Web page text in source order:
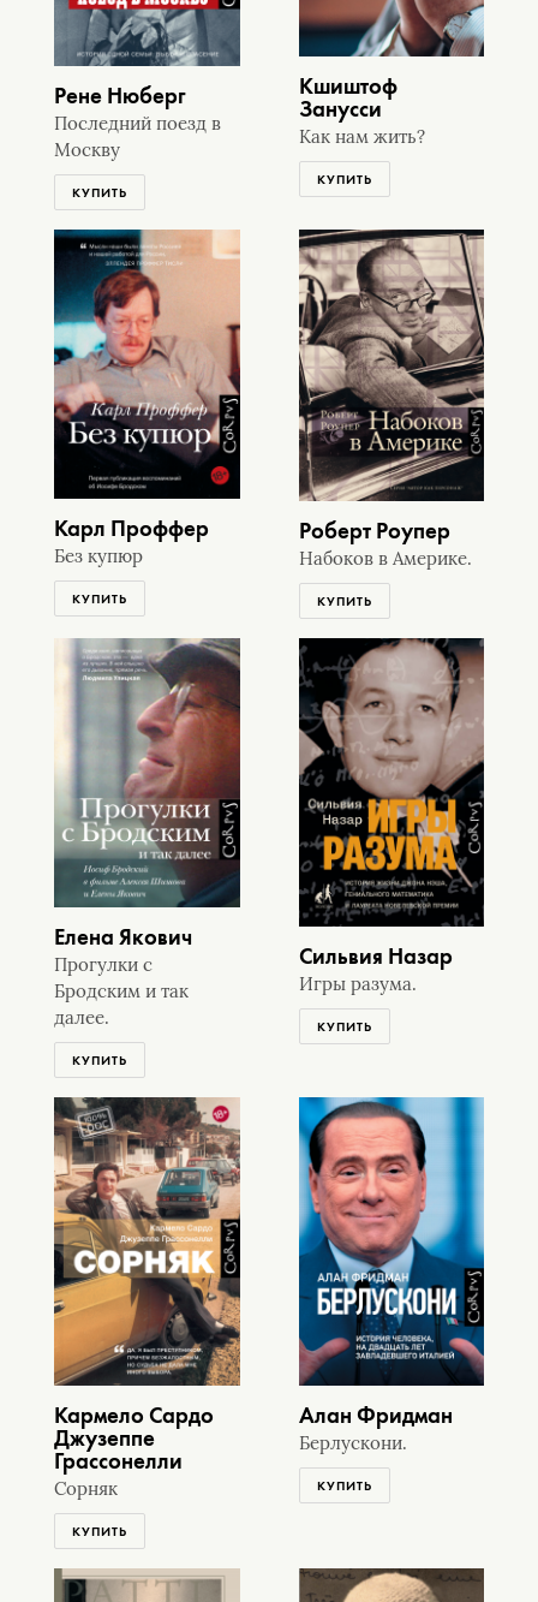
Рене Нюберг
Последний поезд в
Москву
КУПИТЬ
Кшиштоф
Занусси
Как нам жить?
КУПИТЬ
Карл Проффер
Без купюр
КУПИТЬ
Роберт Роупер
Набоков в Америке.
КУПИТЬ
Елена Якович
Прогулки с
Бродским и так
далее.
КУПИТЬ
Сильвия Назар
Игры разума.
КУПИТЬ
Кармело Сардо
Джузеппе
Грассонелли
Сорняк
КУПИТЬ
Алан Фридман
Берлускони.
КУПИТЬ